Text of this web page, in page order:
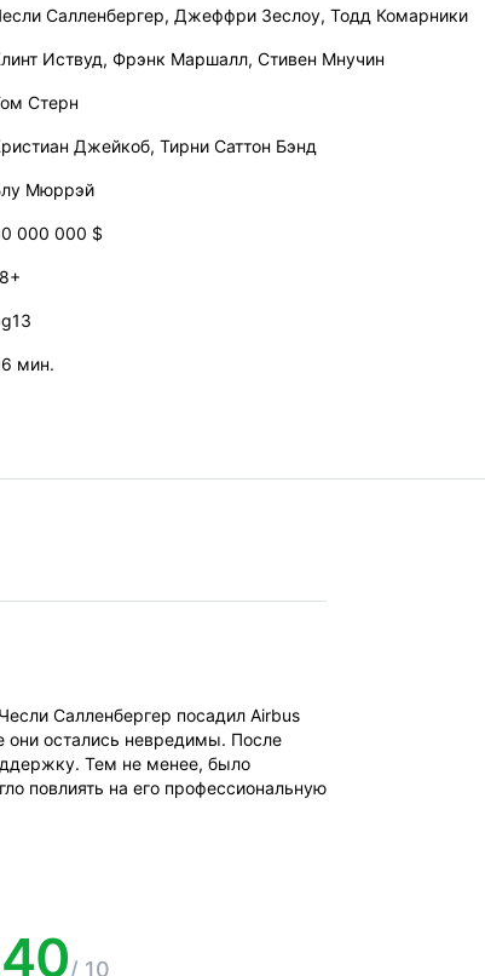
Салленбергер, Джеффри Зеслоу, Тодд Комарники
Иствуд, Фрэнк Маршалл, Стивен Мнучин
Стерн
Джейкоб, Тирни Саттон Бэнд
Мюррэй
000 000 $
мин.
Салленбергер посадил Airbus
они остались невредимы. После
Тем не менее, было
повлиять на его профессиональную
/ 10